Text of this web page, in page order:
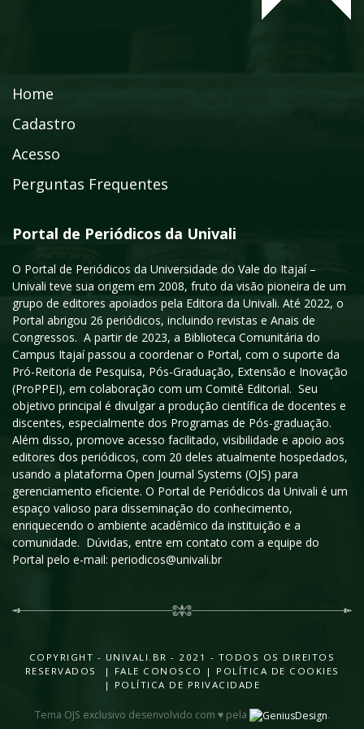
Home
Cadastro
Acesso
Perguntas Frequentes
Portal de Periódicos da Univali
O Portal de Periódicos da Universidade do Vale do Itajaí –
Univali teve sua origem em 2008, fruto da visão pioneira de um
grupo de editores apoiados pela Editora da Univali. Até 2022, o
Portal abrigou 26 periódicos, incluindo revistas e Anais de
Congressos. A partir de 2023, a Biblioteca Comunitária do
Campus Itajaí passou a coordenar o Portal, com o suporte da
Pró-Reitoria de Pesquisa, Pós-Graduação, Extensão e Inovação
(ProPPEI), em colaboração com um Comitê Editorial. Seu
objetivo principal é divulgar a produção científica de docentes e
discentes, especialmente dos Programas de Pós-graduação.
Além disso, promove acesso facilitado, visibilidade e apoio aos
editores dos periódicos, com 20 deles atualmente hospedados,
usando a plataforma Open Journal Systems (OJS) para
gerenciamento eficiente. O Portal de Periódicos da Univali é um
espaço valioso para disseminação do conhecimento,
enriquecendo o ambiente acadêmico da instituição e a
comunidade. Dúvidas, entre em contato com a equipe do
Portal pelo e-mail: periodicos@univali.br
COPYRIGHT - UNIVALI.BR - 2021 - TODOS OS DIREITOS
RESERVADOS |
FALE CONOSCO | POLÍTICA DE COOKIES
| POLÍTICA DE PRIVACIDADE
Tema OJS exclusivo desenvolvido com ♥ pela .